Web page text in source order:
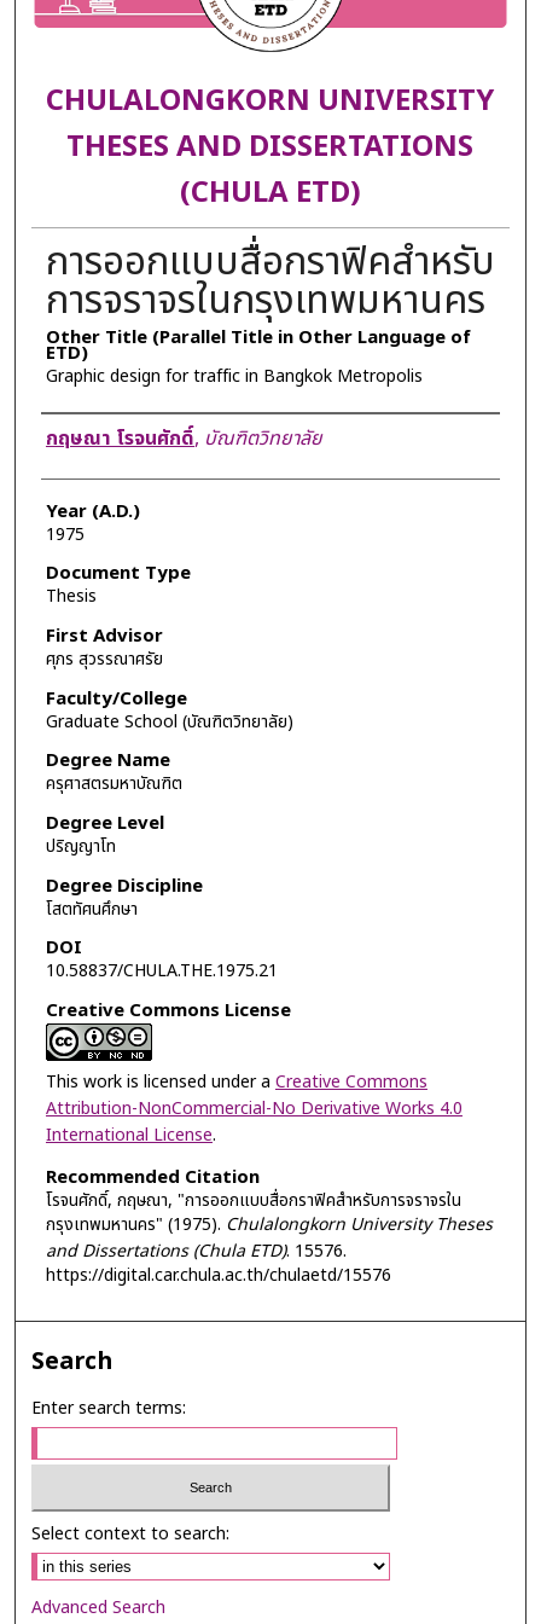
CHULALONGKORN UNIVERSITY
THESES AND DISSERTATIONS
(CHULA ETD)
การออกแบบสื่อกราฟิคสำหรับ
การจราจรในกรุงเทพมหานคร
Other Title (Parallel Title in Other Language of
ETD)
Graphic design for traffic in Bangkok Metropolis
Author
กฤษณา โรจนศักดิ์, บัณฑิตวิทยาลัย
Year (A.D.)
1975
Document Type
Thesis
First Advisor
ศุภร สุวรรณาศรัย
Faculty/College
Graduate School (บัณฑิตวิทยาลัย)
Degree Name
ครุศาสตรมหาบัณฑิต
Degree Level
ปริญญาโท
Degree Discipline
โสตทัศนศึกษา
DOI
10.58837/CHULA.THE.1975.21
Creative Commons License
This work is licensed under a Creative Commons
Attribution-NonCommercial-No Derivative Works 4.0
International License.
Recommended Citation
โรจนศักดิ์, กฤษณา, "การออกแบบสื่อกราฟิคสำหรับการจราจรใน
กรุงเทพมหานคร" (1975). Chulalongkorn University Theses
and Dissertations (Chula ETD). 15576.
https://digital.car.chula.ac.th/chulaetd/15576
Search
Enter search terms:
Select context to search:
Advanced Search